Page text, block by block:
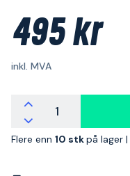
495 kr
inkl. MVA
Flere enn 10 stkpå lager |